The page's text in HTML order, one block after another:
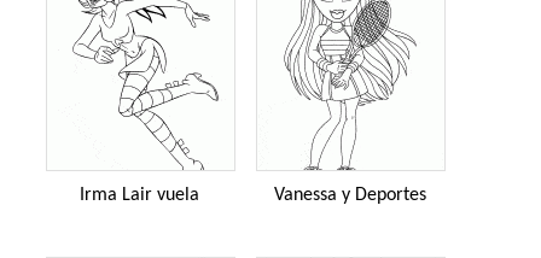
Irma Lair vuela Vanessa y Deportes